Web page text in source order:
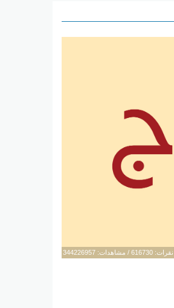
نقرات: 616730 / مشاهدات: 344226957